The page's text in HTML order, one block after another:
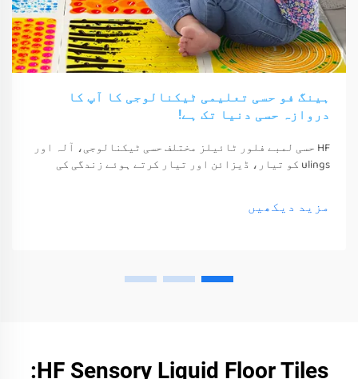
ہینگ فو حسی تعلیمی ٹیکنالوجی کا آپ کا
دروازہ حسی دنیا تک ہے!
HF حسی لمبے فلور ٹائیلز مختلف حسی ٹیکنالوجی، آلہ اور
ulings کو تیار، ڈیزائن اور تیار کرتے ہوئے زندگی کی
مزید دیکھیں
HF Sensory Liquid Floor Tiles: